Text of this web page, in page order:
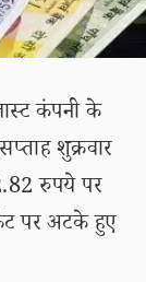
कंपनी के
शुक्रवार
रुपये पर
पर अटके हुए